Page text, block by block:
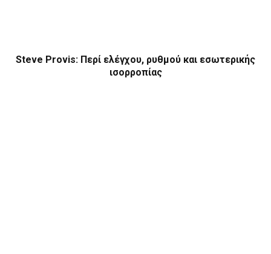
Steve Provis: Περί ελέγχου, ρυθμού και εσωτερικής
ισορροπίας